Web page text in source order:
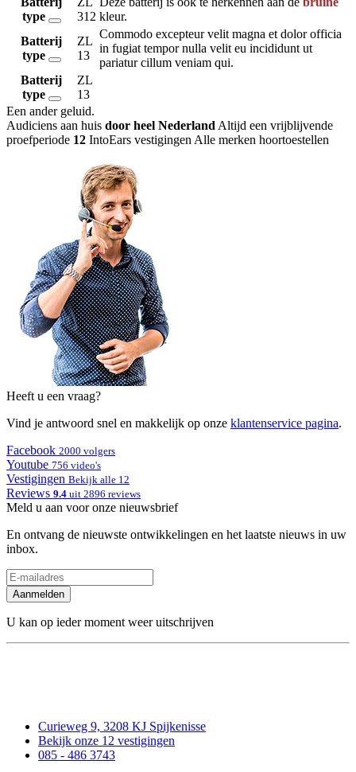
type
312 kleur.
Batterij
type
ZL
13
Commodo excepteur velit magna et dolor officia
in fugiat tempor nulla velit eu incididunt ut
pariatur cillum veniam qui.
Batterij
type
ZL
13
Een ander geluid.
Audiciens aan huis door heel Nederland Altijd een vrijblijvende
proefperiode 12 IntoEars vestigingen Alle merken hoortoestellen
Heeft u een vraag?
Vind je antwoord snel en makkelijk op onze klantenservice pagina.
Facebook 2000 volgers
Youtube 756 video's
Vestigingen Bekijk alle 12
Reviews 9.4 uit 2896 reviews
Meld u aan voor onze nieuwsbrief
En ontvang de nieuwste ontwikkelingen en het laatste nieuws in uw
inbox.
Aanmelden
U kan op ieder moment weer uitschrijven
Curieweg 9, 3208 KJ Spijkenisse
Bekijk onze 12 vestigingen
085 - 486 3743